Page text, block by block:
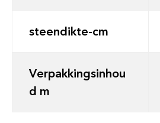
steendikte-cm
Verpakkingsinhou
d m